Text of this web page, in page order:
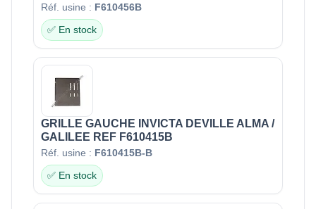
Réf. usine : F610456B
✅ En stock
GRILLE GAUCHE INVICTA DEVILLE ALMA /
GALILEE REF F610415B
Réf. usine : F610415B-B
✅ En stock